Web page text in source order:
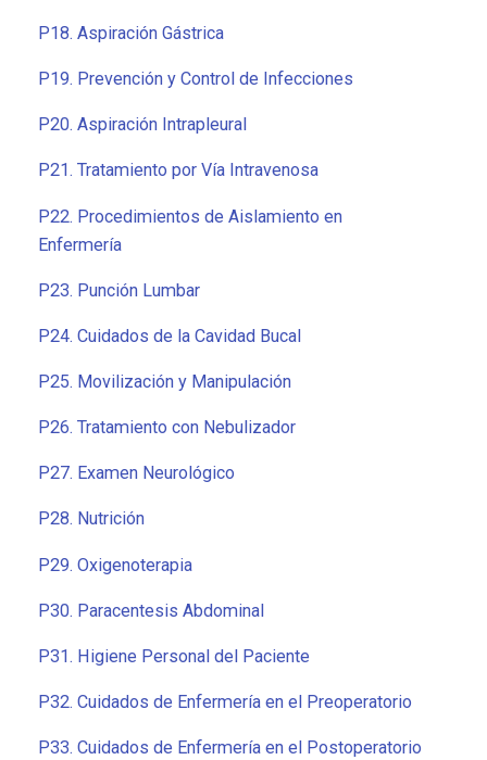
P18. Aspiración Gástrica
P19. Prevención y Control de Infecciones
P20. Aspiración Intrapleural
P21. Tratamiento por Vía Intravenosa
P22. Procedimientos de Aislamiento en
Enfermería
P23. Punción Lumbar
P24. Cuidados de la Cavidad Bucal
P25. Movilización y Manipulación
P26. Tratamiento con Nebulizador
P27. Examen Neurológico
P28. Nutrición
P29. Oxigenoterapia
P30. Paracentesis Abdominal
P31. Higiene Personal del Paciente
P32. Cuidados de Enfermería en el Preoperatorio
P33. Cuidados de Enfermería en el Postoperatorio